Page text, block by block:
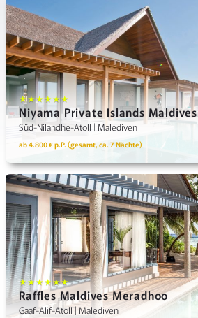
★★★★★★
Niyama Private Islands Maldives
Süd-Nilandhe-Atoll | Malediven
ab 4.800 € p.P. (gesamt, ca. 7 Nächte)
★★★★★★
Raffles Maldives Meradhoo
Gaaf-Alif-Atoll | Malediven